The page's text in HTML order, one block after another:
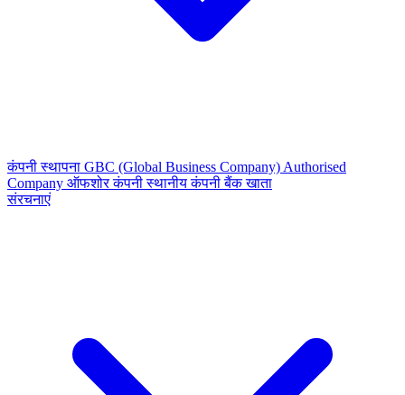
कंपनी स्थापना GBC (Global Business Company) Authorised
Company ऑफशोर कंपनीस्थानीय कंपनीबैंक खाता
संरचनाएं